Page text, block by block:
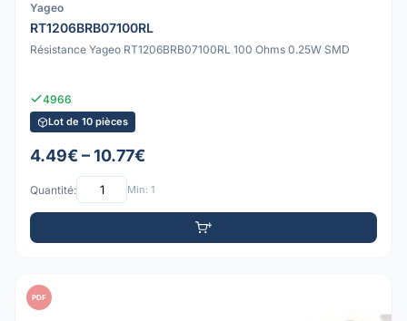
Yageo
RT1206BRB07100RL
Résistance Yageo RT1206BRB07100RL 100 Ohms 0.25W SMD
4966
Lot de 10 pièces
4.49€ – 10.77€
Quantité: Min: 1
PDF